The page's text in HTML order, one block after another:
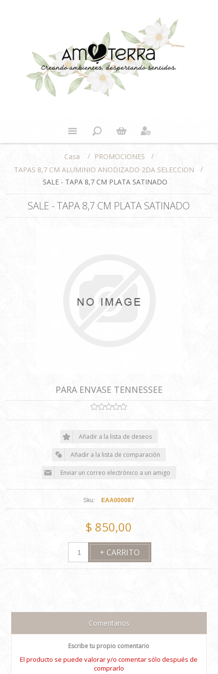
Casa / PROMOCIONES
/
TAPAS 8,7 CM ALUMINIO ANODIZADO 2DA SELECCION
/
SALE - TAPA 8,7 CM PLATA SATINADO
SALE - TAPA 8,7 CM PLATA SATINADO
PARA ENVASE TENNESSEE
Sku: EAA000087
$ 850,00
Comentarios
Escribe tu propio comentario
El producto se puede valorar y/o comentar sólo después de
comprarlo